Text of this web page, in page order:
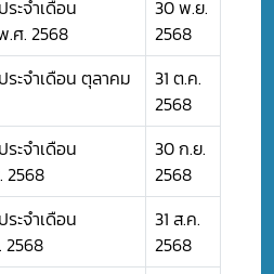
ะจำเดือน
ศ. 2568
30 พ.ย.
2568
ะจำเดือน ตุลาคม
31 ต.ค.
2568
ะจำเดือน
2568
30 ก.ย.
2568
ะจำเดือน
31 ส.ค.
2568